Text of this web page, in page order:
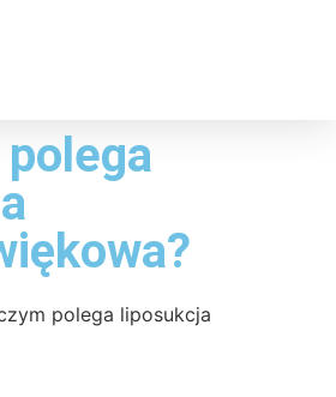
polega liposukcja